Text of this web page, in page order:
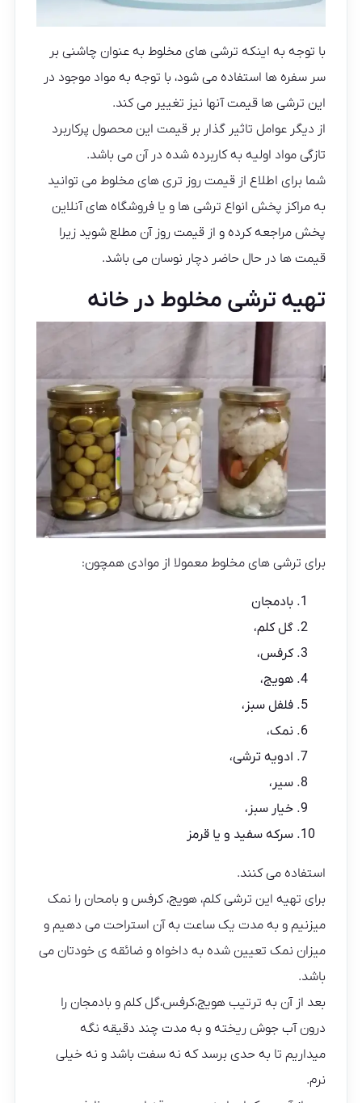
با توجه به اینکه ترشی های مخلوط به عنوان چاشنی بر
سر سفره ها استفاده می شود، با توجه به مواد موجود در
این ترشی ها قیمت آنها نیز تغییر می کند.
از دیگر عوامل تاثیر گذار بر قیمت این محصول پرکاربرد
تازگی مواد اولیه به کاربرده شده در آن می باشد.
شما برای اطلاع از قیمت روز تری های مخلوط می توانید
به مراکز پخش انواع ترشی ها و یا فروشگاه های آنلاین
پخش مراجعه کرده و از قیمت روز آن مطلع شوید زیرا
قیمت ها در حال حاضر دچار نوسان می باشد.
تهیه ترشی مخلوط در خانه
برای ترشی های مخلوط معمولا از موادی همچون:
بادمجان
گل کلم،
کرفس،
هویج،
فلفل سبز،
نمک،
ادویه ترشی،
سیر،
خیار سبز،
سرکه سفید و یا قرمز
استفاده می کنند.
برای تهیه این ترشی کلم، هویج، کرفس و بامحان را نمک
میزنیم و به مدت یک ساعت به آن استراحت می دهیم و
میزان نمک تعیین شده به داخواه و ضائقه ی خودتان می
باشد.
بعد از آن به ترتیب هویج،کرفس،گل کلم و بادمجان را
درون آب جوش ریخته و به مدت چند دقیقه نگه
میداریم تا به حدی برسد که نه سفت باشد و نه خیلی
نرم.